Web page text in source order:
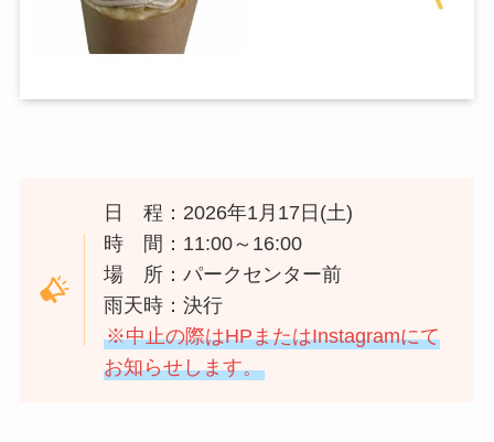
日 程：2026年1月17日(土)
時 間：11:00～16:00
場 所：パークセンター前
雨天時：決行
※中止の際はHPまたはInstagramにて
お知らせします。